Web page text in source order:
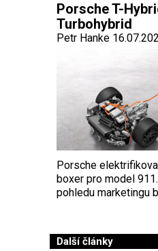
Porsche T-
Turbohybrid
Petr Hanke
Porsche
boxer pro model
pohledu marketingu
Další články